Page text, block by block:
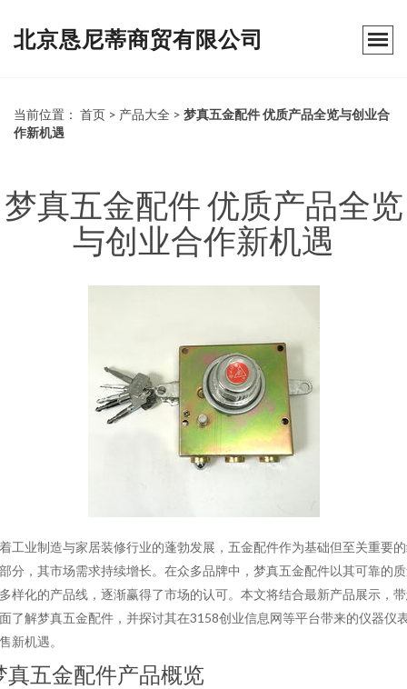
北京恳尼蒂商贸有限公司
当前位置： 首页 > 产品大全 > 梦真五金配件 优质产品全览与创业合
作新机遇
梦真五金配件 优质产品全览
与创业合作新机遇
工业制造与家居装修行业的蓬勃发展，五金配件作为基础但至关重要
分，其市场需求持续增长。在众多品牌中，梦真五金配件以其可靠的
样化的产品线，逐渐赢得了市场的认可。本文将结合最新产品展示，
了解梦真五金配件，并探讨其在3158创业信息网等平台带来的仪器仪
新机遇。
真五金配件产品概览